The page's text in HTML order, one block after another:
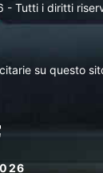
- Tutti i diritti
su questo